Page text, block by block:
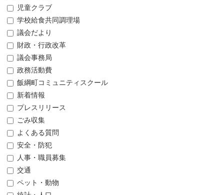
児童クラブ
学校給食共同調理場
議会だより
財政・行政改革
議会事務局
政務活動費
飯綱町コミュニティスクール
新着情報
プレスリリース
ごみ収集
よくある質問
安全・防犯
人事・職員募集
交通
ペット・動物